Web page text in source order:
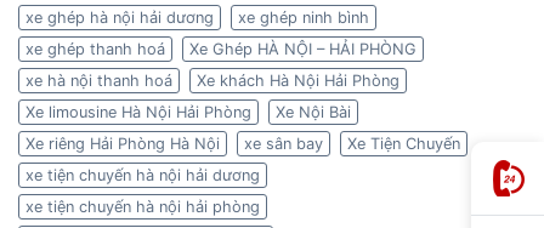
xe ghép hà nội hải dương
xe ghép ninh bình
xe ghép thanh hoá
Xe Ghép HÀ NỘI – HẢI PHÒNG
xe hà nội thanh hoá
Xe khách Hà Nội Hải Phòng
Xe limousine Hà Nội Hải Phòng
Xe Nội Bài
Xe riêng Hải Phòng Hà Nội
xe sân bay
Xe Tiện Chuyến
xe tiện chuyến hà nội hải dương
xe tiện chuyến hà nội hải phòng